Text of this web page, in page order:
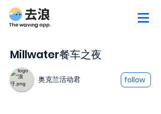
Millwater餐车之夜
奥克兰活动君 follow